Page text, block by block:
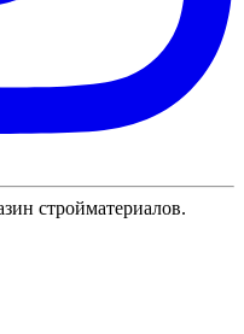
стройматериалов.